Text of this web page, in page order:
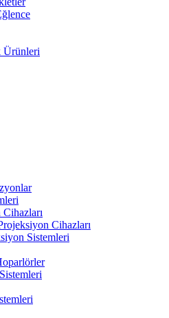
Ürünleri
Cihazları
Sistemleri